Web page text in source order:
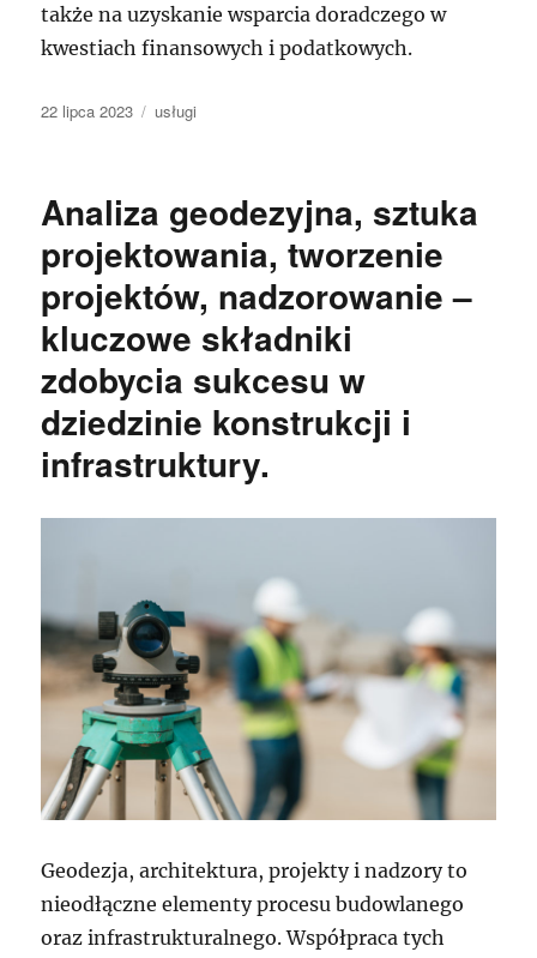
także na uzyskanie wsparcia doradczego w
kwestiach finansowych i podatkowych.
Data
22 lipca 2023 Kategorie
usługi
Analiza geodezyjna, sztuka
projektowania, tworzenie
projektów, nadzorowanie –
kluczowe składniki
zdobycia sukcesu w
dziedzinie konstrukcji i
infrastruktury.
Geodezja, architektura, projekty i nadzory to
nieodłączne elementy procesu budowlanego
oraz infrastrukturalnego. Współpraca tych